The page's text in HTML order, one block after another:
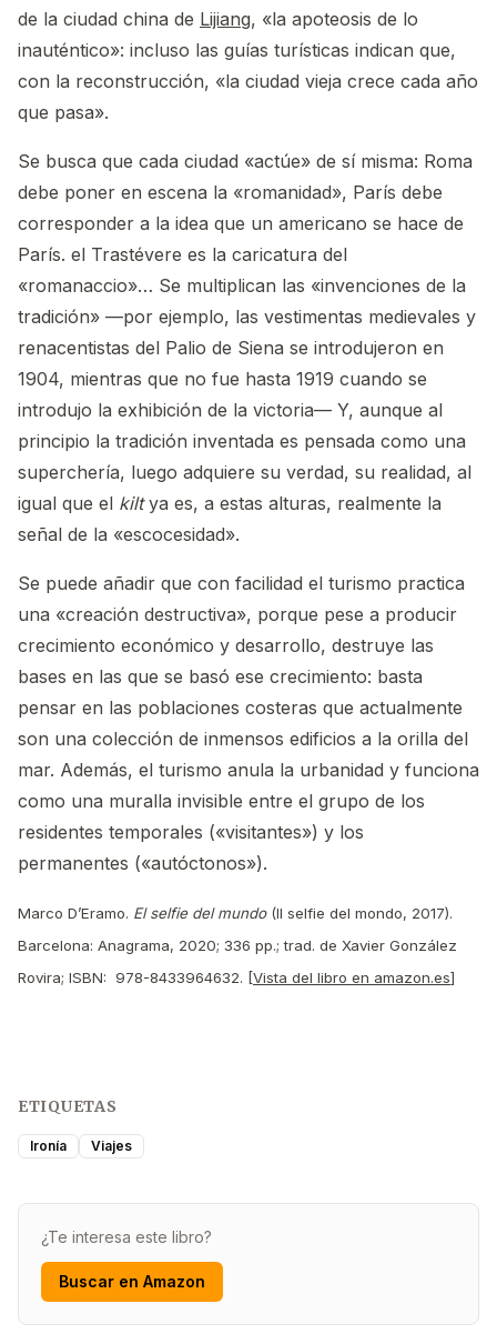
de la ciudad china de Lijiang, «la apoteosis de lo
inauténtico»: incluso las guías turísticas indican que,
con la reconstrucción, «la ciudad vieja crece cada año
que pasa».
Se busca que cada ciudad «actúe» de sí misma: Roma
debe poner en escena la «romanidad», París debe
corresponder a la idea que un americano se hace de
París. el Trastévere es la caricatura del
«romanaccio»… Se multiplican las «invenciones de la
tradición» —por ejemplo, las vestimentas medievales y
renacentistas del Palio de Siena se introdujeron en
1904, mientras que no fue hasta 1919 cuando se
introdujo la exhibición de la victoria— Y, aunque al
principio la tradición inventada es pensada como una
superchería, luego adquiere su verdad, su realidad, al
igual que el kiltya es, a estas alturas, realmente la
señal de la «escocesidad».
Se puede añadir que con facilidad el turismo practica
una «creación destructiva», porque pese a producir
crecimiento económico y desarrollo, destruye las
bases en las que se basó ese crecimiento: basta
pensar en las poblaciones costeras que actualmente
son una colección de inmensos edificios a la orilla del
mar. Además, el turismo anula la urbanidad y funciona
como una muralla invisible entre el grupo de los
residentes temporales («visitantes») y los
permanentes («autóctonos»).
Marco D’Eramo. El selfie del mundo(Il selfie del mondo, 2017).
Barcelona: Anagrama, 2020; 336 pp.; trad. de Xavier González
Rovira; ISBN: ‎ 978-8433964632. [Vista del libro en amazon.es]
ETIQUETAS
Ironía Viajes
¿Te interesa este libro?
Buscar en Amazon